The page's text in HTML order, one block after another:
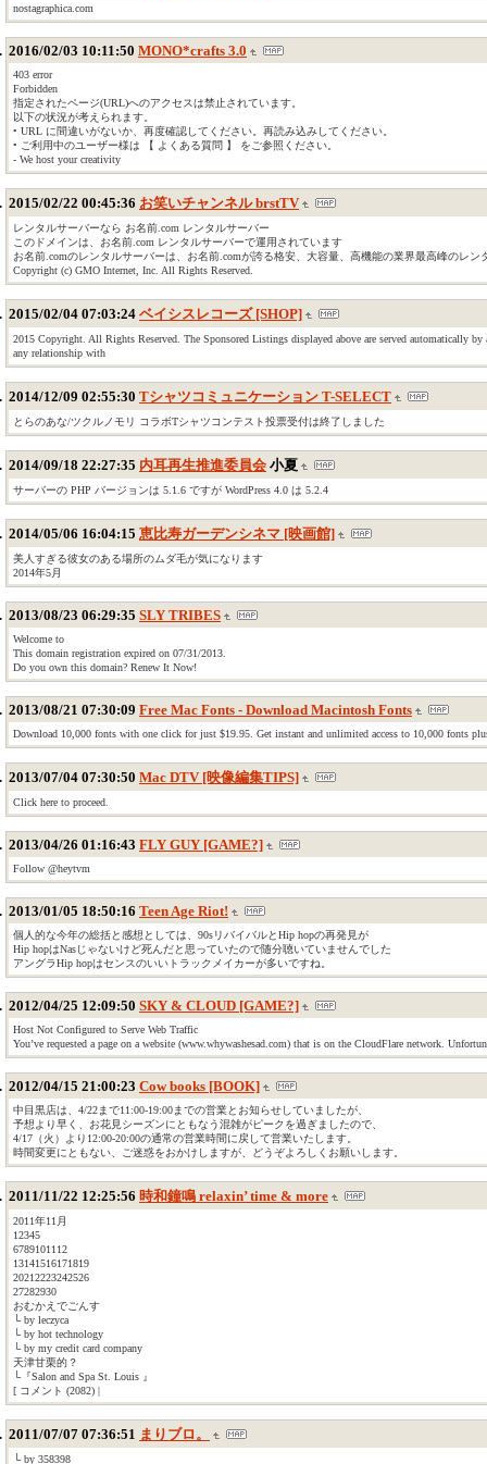
nostagraphica.com
2016/02/03 10:11:50 MONO*crafts 3.0
403 error
Forbidden
指定されたページ(URL)へのアクセスは禁止されています。
以下の状況が考えられます。
• URL に間違いがないか、再度確認してください。再読み込みしてください。
• ご利用中のユーザー様は 【 よくある質問 】 をご参照ください。
- We host your creativity
2015/02/22 00:45:36 お笑いチャンネル brstTV
レンタルサーバーなら お名前.com レンタルサーバー
このドメインは、お名前.com レンタルサーバーで運用されています
お名前.comのレンタルサーバーは、お名前.comが誇る格安、大容量、高機能の業界最高峰のレン
Copyright (c) GMO Internet, Inc. All Rights Reserved.
2015/02/04 07:03:24 ベイシスレコーズ [SHOP]
2015 Copyright. All Rights Reserved. The Sponsored Listings displayed above are served automatically
any relationship with
2014/12/09 02:55:30 Tシャツコミュニケーション T-SELECT
とらのあな/ツクルノモリ コラボTシャツコンテスト投票受付は終了しました
2014/09/18 22:27:35 内耳再生推進委員会 小夏
サーバーの PHP バージョンは 5.1.6 ですが WordPress 4.0 は 5.2.4
2014/05/06 16:04:15 恵比寿ガーデンシネマ [映画館]
美人すぎる彼女のある場所のムダ毛が気になります
2014年5月
2013/08/23 06:29:35 SLY TRIBES
Welcome to
This domain registration expired on 07/31/2013.
Do you own this domain? Renew It Now!
2013/08/21 07:30:09 Free Mac Fonts - Download Macintosh Fonts
Download 10,000 fonts with one click for just $19.95. Get instant and unlimited access to 10,000 fonts
2013/07/04 07:30:50 Mac DTV [映像編集TIPS]
Click here to proceed.
2013/04/26 01:16:43 FLY GUY [GAME?]
Follow @heytvm
2013/01/05 18:50:16 Teen Age Riot!
個人的な今年の総括と感想としては、90sリバイバルとHip hopの再発見が
Hip hopはNasじゃないけど死んだと思っていたので随分聴いていませんでした
アングラHip hopはセンスのいいトラックメイカーが多いですね。
2012/04/25 12:09:50 SKY & CLOUD [GAME?]
Host Not Configured to Serve Web Traffic
You’ve requested a page on a website (www.whywashesad.com) that is on the CloudFlare network.
2012/04/15 21:00:23 Cow books [BOOK]
中目黒店は、4/22まで11:00-19:00までの営業とお知らせしていましたが、
予想より早く、お花見シーズンにともなう混雑がピークを過ぎましたので、
4/17（火）より12:00-20:00の通常の営業時間に戻して営業いたします。
時間変更にともない、ご迷惑をおかけしますが、どうぞよろしくお願いします。
2011/11/22 12:25:56 時和鐘鳴 relaxin’ time & more
2011年11月
12345
6789101112
13141516171819
20212223242526
27282930
おむかえでごんす
└ by leczyca
└ by hot technology
└ by my credit card company
天津甘栗的？
└『Salon and Spa St. Louis 』
[ コメント (2082) |
2011/07/07 07:36:51 まりブロ。
└ by 358398